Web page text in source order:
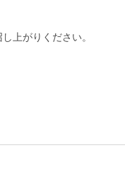
上がりください。